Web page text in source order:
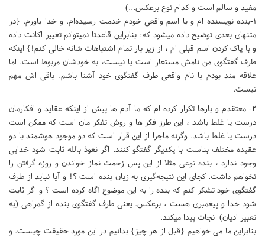
مفید و سالم است و کدام نوع برعکس...)
۱-بنده نویسنده ام و با اسم واقعی خودم خدمت رسیده‌ام. و خدا باورم. {در
متنهای بعدی توضیح داده میشود که: بنابراین قاعدتا نمیتوانم تغییر اکانت داده
و با پاک کردن اسم قبلی ام ، از زیر بار تمام اشتباهات شانه خالی کنم!} اینکه
طرف گفتگوی من نامش مستعار است یا نیست، به خودشان مربوط است. اما
علاقه مند بودم با نام واقعی طرف گفتگوی خود آشنا باشم. باقی اش مهم
نیست.
۲- معتقدم و بارها تکرار کرده ام که ما آدم ها پیش از اینکه عقاید و افکارمان
درست یا غلط باشد ، این طرز فکر ها و روش تفکر مان است که ممکن است
درست یا غلط باشد. وگرنه ماجرا از این قرار است که دو موجود هوشمند با دو
عقیده مختلف بناست با یکدیگر گفتگو کنند. اگر نعوذ بالله ثابت شود خدایی
وجود ندارد ، بنده نوعی مثلا از این پس زحمت نماز خواندن و روزه گرفتن را
نخواهم داشت. کجای این نتیجه‌گیری به زیان بنده است ؟! و آیا نباید از طرف
گفتگوی خود تشکر کنم که بنده را به این موضوع آگاه کرده است ؟ و اگر ثابت
شود خدا و پیغمبری هست ، برعکس. یعنی طرف گفتگوی بنده از گمراهی (به
تعبیر ادیان) نجات پیدا میکند.
بنابراین ما می خواهیم {قبل از هر چیز} بدانیم در این مورد حقیقت چیست. و